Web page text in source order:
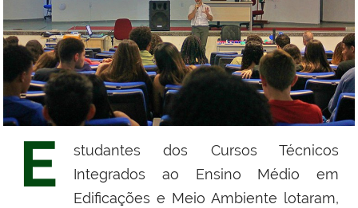
E
studantes dos Cursos Técnicos
Integrados ao Ensino Médio em
Edificações e Meio Ambiente lotaram,